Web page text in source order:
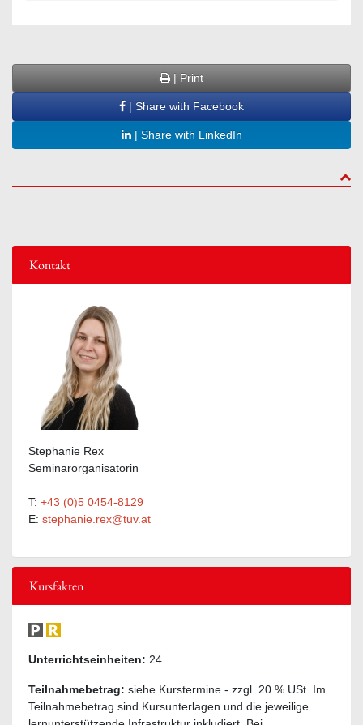
| Print
| Share with Facebook
| Share with LinkedIn
to
Kontakt
Stephanie Rex
Seminarorganisatorin
T: +43 (0)5 0454-8129
E: stephanie.rex@tuv.at
Kursfakten
Unterrichtseinheiten: 24
Teilnahmebetrag: siehe Kurstermine - zzgl. 20 % USt. Im
Teilnahmebetrag sind Kursunterlagen und die jeweilige